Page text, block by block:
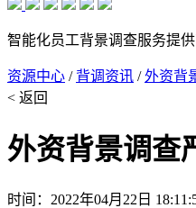
智能化员工背景调查服务提
资源中心 / 背调资讯 /外资背
< 返回
外资背景调查
时间：2022年04月22日